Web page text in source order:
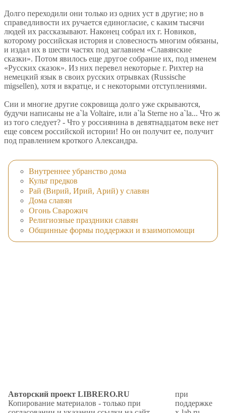
Долго переходили они только из одних уст в другие; но в
справедливости их ручается единогласие, с каким тысячи
людей их рассказывают. Наконец собрал их г. Новиков,
которому российская история и словесность многим обязаны,
и издал их в шести частях под заглавием «Славянские
сказки». Потом явилось еще другое собрание их, под именем
«Русских сказок». Из них перевел некоторые г. Рихтер на
немецкий язык в своих русских отрывках (Russische
migsellen), хотя и вкратце, и с некоторыми отступлениями.
Сии и многие другие сокровища долго уже скрываются,
будучи написаны не a`la Voltaire, или a`la Sterne но а`la... Что ж
из того следует? - Что у россиянина в девятнадцатом веке нет
еще совсем российской истории! Но он получит ее, получит
под правлением кроткого Александра.
Внутреннее убранство дома
Культ предков
Рай (Вирий, Ирий, Арий) у славян
Дома славян
Огонь Сварожич
Религиозные праздники славян
Общинные формы поддержки и взаимопомощи
Авторский проект LIBRERO.RU
Копирование материалов - только при
при
поддержке